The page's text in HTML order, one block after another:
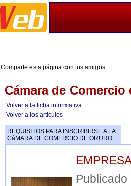
Comparte esta página con tus amigos
Cámara de Comercio
Volver a la ficha informativa
Volver a los articulos
REQUISITOS PARA INSCRIBIRSE A LA
CáMARA DE COMERCIO DE ORURO